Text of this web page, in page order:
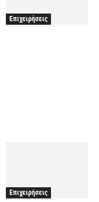
Επιχειρήσεις
Επιχειρήσεις